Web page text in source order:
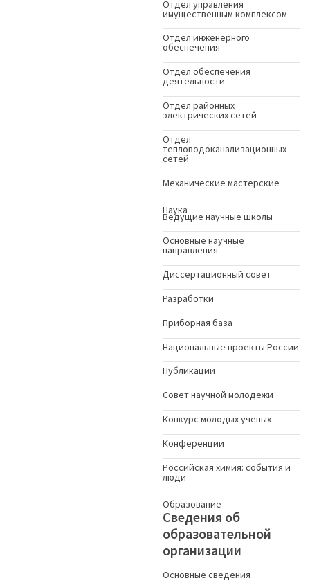
Отдел управления
имущественным комплексом
Отдел инженерного
обеспечения
Отдел обеспечения
деятельности
Отдел районных
электрических сетей
Отдел
тепловодоканализационных
сетей
Механические мастерские
Наука
Ведущие научные школы
Основные научные
направления
Диссертационный совет
Разработки
Приборная база
Национальные проекты России
Публикации
Совет научной молодежи
Конкурс молодых ученыx
Конференции
Российская химия: события и
люди
Образование
Сведения об
образовательной
организации
Основные сведения